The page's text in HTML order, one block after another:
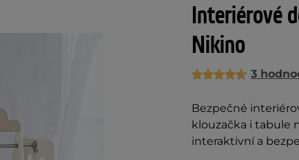
Interiérové
Nikino
3
Bezpečné
klouzačka i tabule
interaktivní a